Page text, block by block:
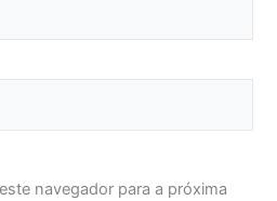
navegador para a próxima